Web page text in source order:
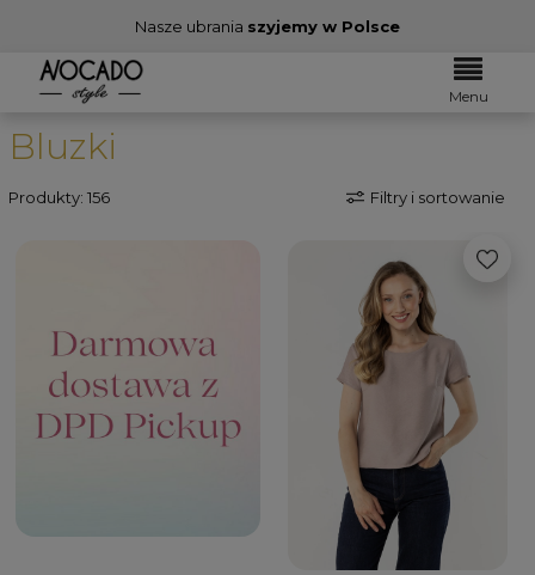
Nasze ubrania szyjemy w Polsce
Menu
Bluzki
Produkty: 156 Filtry i sortowanie